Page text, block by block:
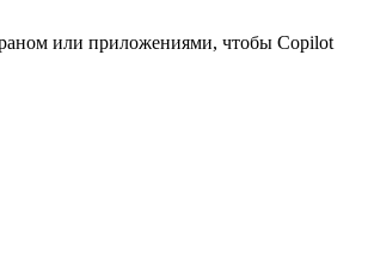
или приложениями, чтобы Copilot